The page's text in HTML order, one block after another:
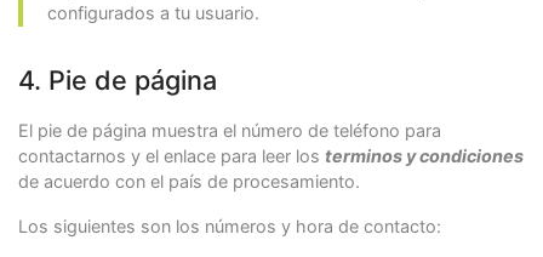
configurados a tu usuario.
4. Pie de página
El pie de página muestra el número de teléfono para
contactarnos y el enlace para leer los terminos y condiciones
de acuerdo con el país de procesamiento.
Los siguientes son los números y hora de contacto: